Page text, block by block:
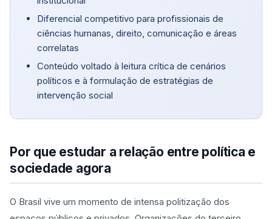
Diferencial competitivo para profissionais de
ciências humanas, direito, comunicação e áreas
correlatas
Conteúdo voltado à leitura crítica de cenários
políticos e à formulação de estratégias de
intervenção social
Por que estudar a relação entre política e
sociedade agora
O Brasil vive um momento de intensa politização dos